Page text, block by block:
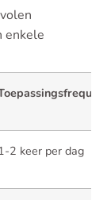
enkele
2 keer per dag